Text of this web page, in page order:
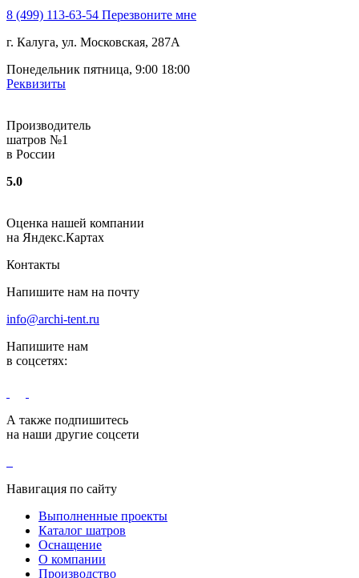
8 (499) 113-63-54 Перезвоните мне
г. Калуга, ул. Московская, 287А
Понедельник пятница, 9:00 18:00
Реквизиты
Производитель
шатров №1
в России
5.0
Оценка нашей компании
на Яндекс.Картах
Контакты
Напишите нам на почту
info@archi-tent.ru
Напишите нам
в соцсетях:
А также подпишитесь
на наши другие соцсети
Навигация по сайту
Выполненные проекты
Каталог шатров
Оснащение
О компании
Производство